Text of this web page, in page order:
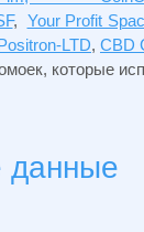
, Your Profit
LTD, CBD
которые
данные